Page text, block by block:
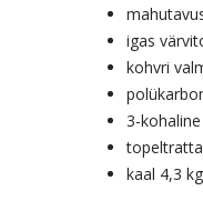
igas
kohvri
3-
kaal 4,3 kg